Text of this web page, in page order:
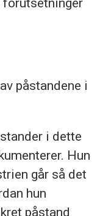
påstandene i
i dette
Hun
går så det
hun
påstand